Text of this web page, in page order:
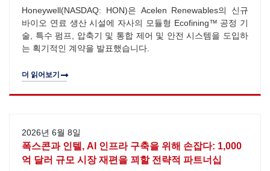
Honeywell(NASDAQ: HON)은 Acelen Renewables의 신규
바이오 연료 생산 시설에 자사의 모듈형 Ecofining™ 공정 기
술, 특수 펌프, 압축기 및 통합 제어 및 안전 시스템을 도입하
는 획기적인 계약을 발표했습니다.
더 읽어보기
2026년 6월 8일
폭스콘과 인텔, AI 인프라 구축을 위해 손잡다: 1,000
억 달러 규모 시장 재편을 꾀할 전략적 파트너십